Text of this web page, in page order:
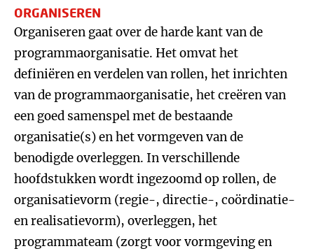
ORGANISEREN
Organiseren gaat over de harde kant van de
programmaorganisatie. Het omvat het
definiëren en verdelen van rollen, het inrichten
van de programmaorganisatie, het creëren van
een goed samenspel met de bestaande
organisatie(s) en het vormgeven van de
benodigde overleggen. In verschillende
hoofdstukken wordt ingezoomd op rollen, de
organisatievorm (regie-, directie-, coördinatie-
en realisatievorm), overleggen, het
programmateam (zorgt voor vormgeving en